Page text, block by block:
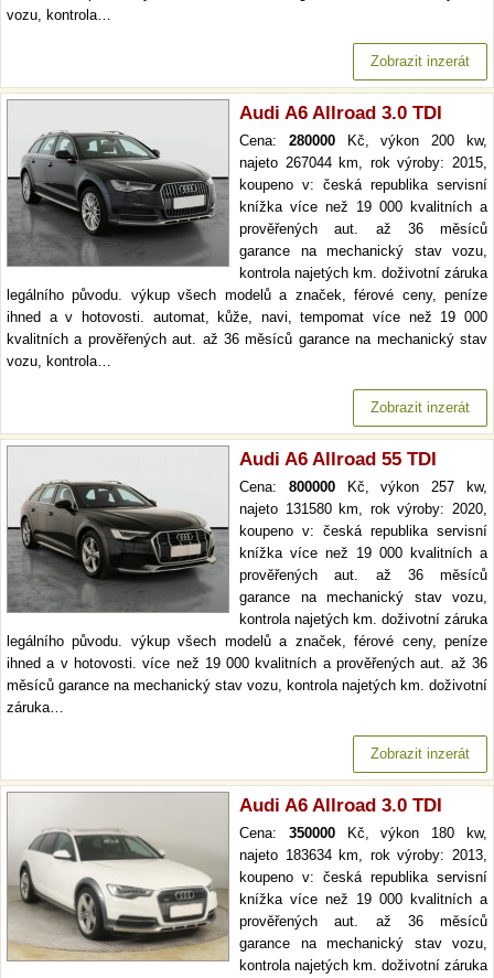
vozu, kontrola…
Zobrazit inzerát
Audi A6 Allroad 3.0 TDI
Cena: 280000Kč, výkon 200 kw,
najeto 267044 km, rok výroby: 2015,
koupeno v: česká republika servisní
knížka více než 19 000 kvalitních a
prověřených aut. až 36 měsíců
garance na mechanický stav vozu,
kontrola najetých km. doživotní záruka
legálního původu. výkup všech modelů a značek, férové ceny, peníze
ihned a v hotovosti. automat, kůže, navi, tempomat více než 19 000
kvalitních a prověřených aut. až 36 měsíců garance na mechanický stav
vozu, kontrola…
Zobrazit inzerát
Audi A6 Allroad 55 TDI
Cena: 800000Kč, výkon 257 kw,
najeto 131580 km, rok výroby: 2020,
koupeno v: česká republika servisní
knížka více než 19 000 kvalitních a
prověřených aut. až 36 měsíců
garance na mechanický stav vozu,
kontrola najetých km. doživotní záruka
legálního původu. výkup všech modelů a značek, férové ceny, peníze
ihned a v hotovosti. více než 19 000 kvalitních a prověřených aut. až 36
měsíců garance na mechanický stav vozu, kontrola najetých km. doživotní
záruka…
Zobrazit inzerát
Audi A6 Allroad 3.0 TDI
Cena: 350000Kč, výkon 180 kw,
najeto 183634 km, rok výroby: 2013,
koupeno v: česká republika servisní
knížka více než 19 000 kvalitních a
prověřených aut. až 36 měsíců
garance na mechanický stav vozu,
kontrola najetých km. doživotní záruka